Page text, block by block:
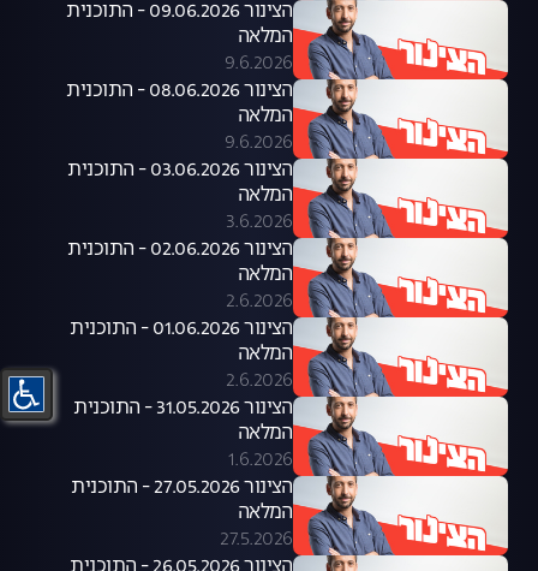
הצינור 09.06.2026 - התוכנית
המלאה
9.6.2026
הצינור 08.06.2026 - התוכנית
המלאה
9.6.2026
הצינור 03.06.2026 - התוכנית
המלאה
3.6.2026
הצינור 02.06.2026 - התוכנית
המלאה
2.6.2026
הצינור 01.06.2026 - התוכנית
המלאה
2.6.2026
הצינור 31.05.2026 - התוכנית
המלאה
1.6.2026
הצינור 27.05.2026 - התוכנית
המלאה
27.5.2026